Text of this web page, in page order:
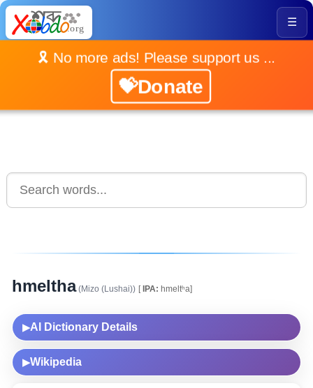
☰
🎗️ No more ads! Please support us ...
💝Donate
hmeltha(Mizo (Lushai)) [IPA: hmeltʰa]
▶AI Dictionary Details
▶Wikipedia